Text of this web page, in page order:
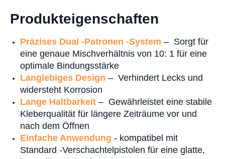
Produkteigenschaften
Präzises Dual -Patronen -System – Sorgt für
eine genaue Mischverhältnis von 10: 1 für eine
optimale Bindungsstärke
Langlebiges Design – Verhindert Lecks und
widersteht Korrosion
Lange Haltbarkeit – Gewährleistet eine stabile
Kleberqualität für längere Zeiträume vor und
nach dem Öffnen
Einfache Anwendung - kompatibel mit
Standard -Verschachtelpistolen für eine glatte,